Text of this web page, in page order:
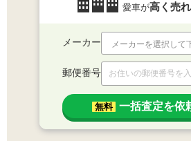
愛車が高く売
メーカー
郵便番号
無料 一括査定を依